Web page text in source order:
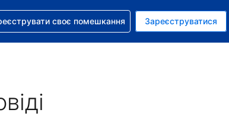
валюта: Долар США
поточна мова: Українською
допомогу з бронюванням
своє помешкання Зареєструватися